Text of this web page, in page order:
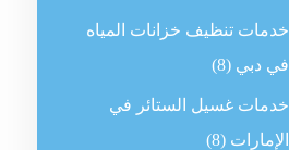
خدمات تنظيف خزانات المياه
في دبي (8)
خدمات غسيل الستائر في
الإمارات (8)